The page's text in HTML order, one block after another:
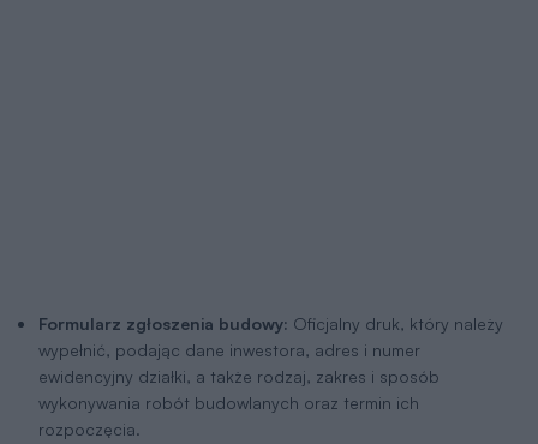
Formularz zgłoszenia budowy: Oficjalny druk, który należy
wypełnić, podając dane inwestora, adres i numer
ewidencyjny działki, a także rodzaj, zakres i sposób
wykonywania robót budowlanych oraz termin ich
rozpoczęcia.